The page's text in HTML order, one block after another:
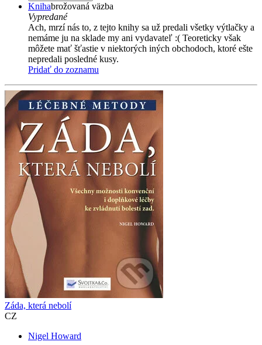
Knihabrožovaná väzba
Vypredané
Ach, mrzí nás to, z tejto knihy sa už predali všetky výtlačky a
nemáme ju na sklade my ani vydavateľ :( Teoreticky však
môžete mať šťastie v niektorých iných obchodoch, ktoré ešte
nepredali posledné kusy.
Pridať do zoznamu
Záda, která nebolí
CZ
Nigel Howard